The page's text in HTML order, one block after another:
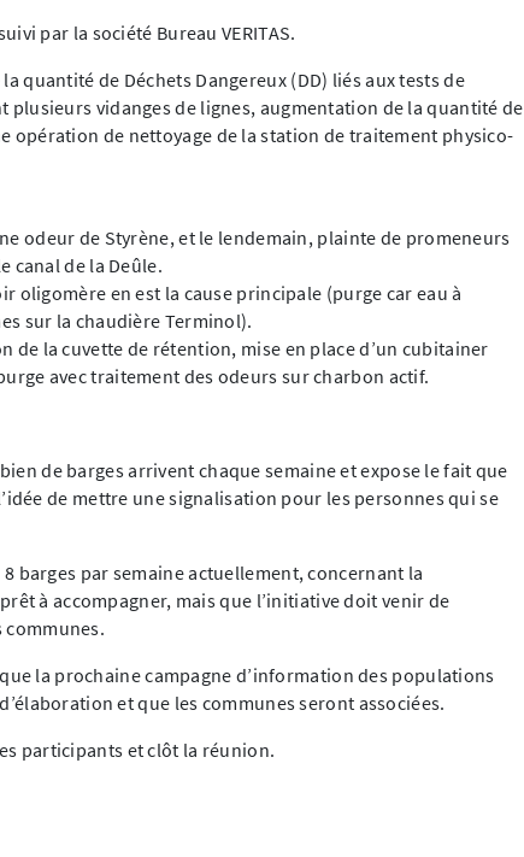
par la société Bureau VERITAS.
quantité de Déchets Dangereux (DD) liés aux tests de
plusieurs vidanges de lignes, augmentation de la quantité de
opération de nettoyage de la station de traitement physico-
odeur de Styrène, et le lendemain, plainte de promeneurs
canal de la Deûle.
oligomère en est la cause principale (purge car eau à
sur la chaudière Terminol).
de la cuvette de rétention, mise en place d’un cubitainer
avec traitement des odeurs sur charbon actif.
de barges arrivent chaque semaine et expose le fait que
de mettre une signalisation pour les personnes qui se
8 barges par semaine actuellement, concernant la
à accompagner, mais que l’initiative doit venir de
communes.
que la prochaine campagne d’information des populations
et que les communes seront associées.
participants et clôt la réunion.